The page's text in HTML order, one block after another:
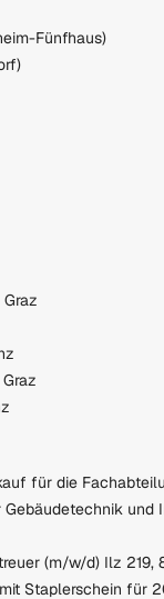
Fünfhaus)
und
(m/w/d) Ilz 219,